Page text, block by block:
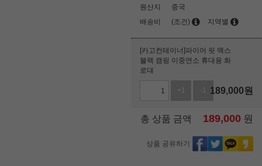
원산지
중국
배송비
(조건) 지역별
[카고컨테이너]파이어 핏 맥스
블랙 캠핑 이중연소 휴대용 화
로대
+1 -1 189,000원
총 상품 금액 189,000 원
상품 공유하기